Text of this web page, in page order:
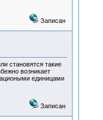
Записан
становятся такие
возникает
единицами
Записан